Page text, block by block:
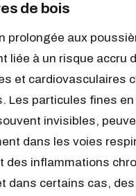
de bois
prolongée aux
liée à un risque accru
et cardiovasculaires
Les particules fines
invisibles,
dans les voies
des inflammations
dans certains cas,